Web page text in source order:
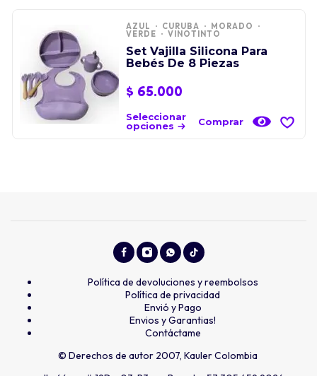
AZUL CURUBA MORADO
VERDE VINOTINTO
Set Vajilla Silicona Para
Bebés De 8 Piezas
$ 65.000
Seleccionar
opciones
Comprar
Política de devoluciones y reembolsos
Política de privacidad
Envió y Pago
Envios y Garantias!
Contáctame
© Derechos de autor 2007, Kauler Colombia